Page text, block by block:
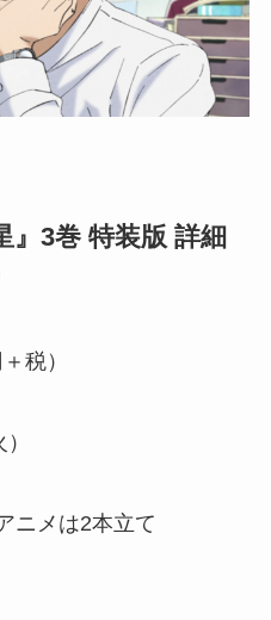
』3巻 特装版 詳細
税）
ニメは2本立て